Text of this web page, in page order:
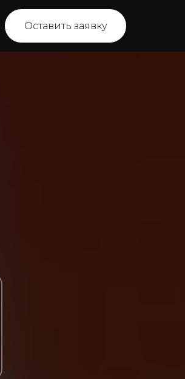
Оставить заявку